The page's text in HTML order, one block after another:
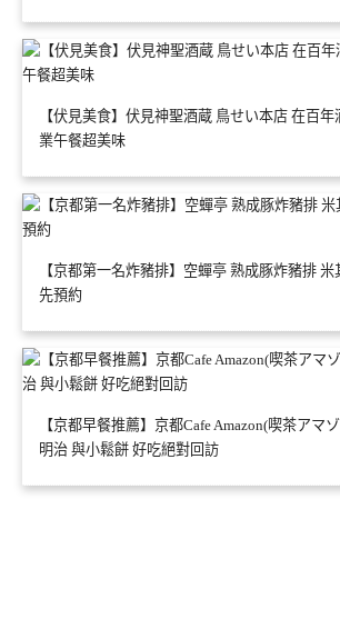
【伏見美食】伏見神聖酒蔵 鳥せい本店 在百
業午餐超美味
【京都第一名炸豬排】空蟬亭 熟成豚炸豬排
先預約
【京都早餐推薦】京都Cafe Amazon(喫茶アマ
明治 與小鬆餅 好吃絕對回訪